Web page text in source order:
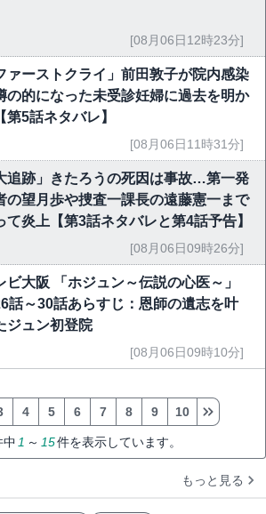
[08月06日12時23分]
ァーストクライ」前田敦子が院内感染
の的になった未受診妊婦に過去を明か
第5話ネタバレ】
[08月06日11時31分]
追跡」きたろうの死因は事故…第一発
の望月歩や捜査一課長の遠藤憲一まで
て炎上【第3話ネタバレと第4話予告】
[08月06日09時26分]
ビ大阪 「ホジュン～伝説の心医～」
話～30話あらすじ：恩師の遺志を叶
ジュン初登院
[08月06日09時10分]
中 1 ～ 15件を表示しています。
4 5 6 7 8 9 10
もっと見る